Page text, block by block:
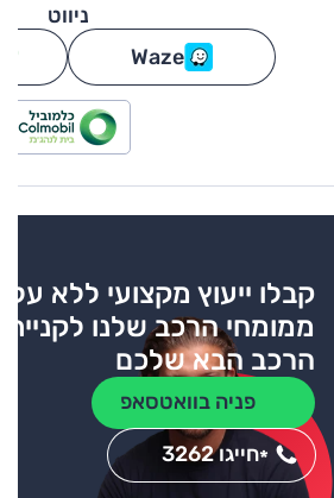
ניווט
Waze
קבלו ייעוץ מקצועי ללא עלות
ממומחי הרכב שלנו לקניית
הרכב הבא שלכם
פניה בוואטסאפ
חייגו 3262*